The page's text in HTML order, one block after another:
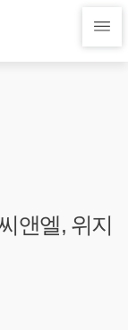
앤엘, 위지